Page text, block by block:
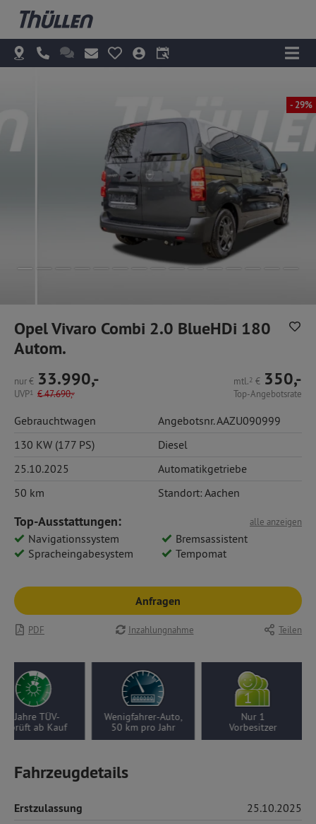
- 29%
Opel Vivaro Combi 2.0 BlueHDi 180
Autom.
nur€ 33.990,-
UVP1 €47.690,-
mtl.2 € 350,-
Top-Angebotsrate
Gebrauchtwagen
Angebotsnr. AAZU090999
130 KW (177 PS)
Diesel
25.10.2025
Automatikgetriebe
50 km
Standort: Aachen
alle anzeigen
Top-Ausstattungen:
Navigationssystem
Bremsassistent
Spracheingabesystem
Tempomat
Anfragen
PDF Inzahlungnahme Teilen
2 Jahre TÜV-
ab Kauf
Wenigfahrer-Auto,
50 km pro Jahr
Nur 1
Vorbesitzer
Fahrzeugdetails
Erstzulassung 25.10.2025